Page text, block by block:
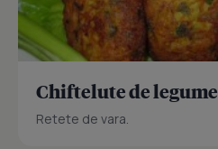
Chiftelute de legume
Retete de vara.